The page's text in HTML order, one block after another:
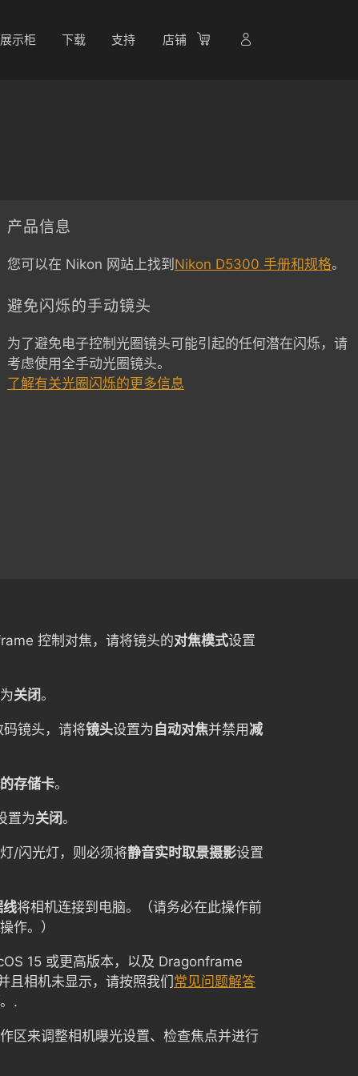
展示柜 下载 支持 店铺
产品信息
您可以在 Nikon 网站上找到 Nikon D5300 手册和规格。
避免闪烁的手动镜头
为了避免电子控制光圈镜头可能引起的任何潜在闪烁，请
考虑使用全手动光圈镜头。
了解有关光圈闪烁的更多信息
控制对焦，请将镜头的对焦模式设置
关闭。
镜头，请将镜头设置为 自动对焦并禁用减
存储卡。
置为关闭。
/闪光灯，则必须将静音实时取景摄影设置
线将相机连接到电脑。（请务必在此操作前
作。）
15 或更高版本，以及 Dragonframe
且相机未显示，请按照我们 常见问题解答
.
区来调整相机曝光设置、检查焦点并进行